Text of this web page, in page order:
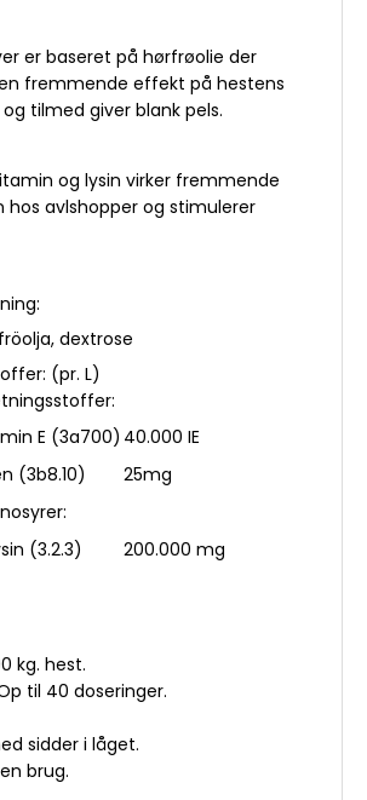
er baseret på hørfrøolie der
fremmende effekt på hestens
tilmed giver blank pels.
og lysin virker fremmende
avlshopper og stimulerer
dextrose
(pr. L)
E (3a700) 40.000 IE
(3b8.10)
25mg
(3.2.3)
200.000 mg
kg. hest.
til 40 doseringer.
sidder i låget.
brug.